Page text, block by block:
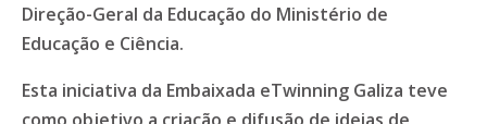
Direção-Geral da Educação do Ministério de
Educação e Ciência.
Esta iniciativa da Embaixada eTwinning Galiza teve
como objetivo a criação e difusão de ideias de